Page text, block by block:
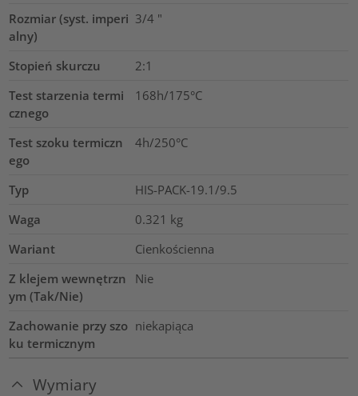
Rozmiar (syst. imperi
alny)
3/4 "
Stopień skurczu
2:1
Test starzenia termi
cznego
168h/175°C
Test szoku termiczn
ego
4h/250°C
Typ
HIS-PACK-19.1/9.5
Waga
0.321 kg
Wariant
Cienkościenna
Z klejem wewnętrzn
ym (Tak/Nie)
Nie
Zachowanie przy szo
ku termicznym
niekapiąca
Wymiary